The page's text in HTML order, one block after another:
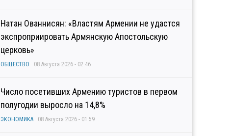
Натан Ованнисян: «Властям Армении не удастся
экспроприировать Армянскую Апостольскую
церковь»
ОБЩЕСТВО 08 Августа 2026 - 02:46
Число посетивших Армению туристов в первом
полугодии выросло на 14,8%
ЭКОНОМИКА 08 Августа 2026 - 01:59